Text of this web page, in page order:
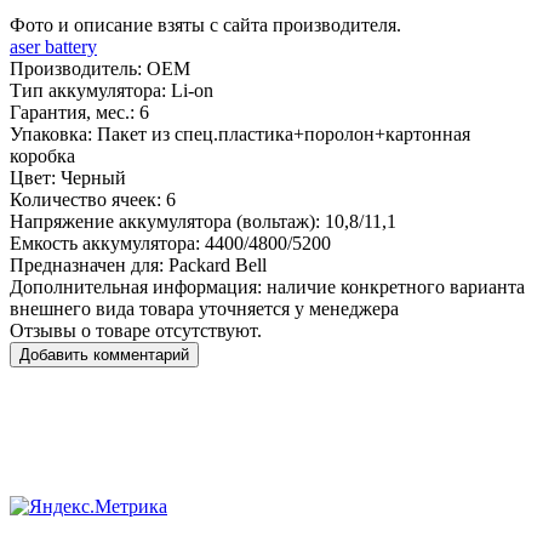
Фото и описание взяты с сайта производителя.
aser battery
Производитель: OEM
Тип аккумулятора: Li-on
Гарантия, мес.: 6
Упаковка: Пакет из спец.пластика+поролон+картонная
коробка
Цвет: Черный
Количество ячеек: 6
Напряжение аккумулятора (вольтаж): 10,8/11,1
Емкость аккумулятора: 4400/4800/5200
Предназначен для: Packard Bell
Дополнительная информация: наличие конкретного варианта
внешнего вида товара уточняется у менеджера
Отзывы о товаре отсутствуют.
Добавить комментарий